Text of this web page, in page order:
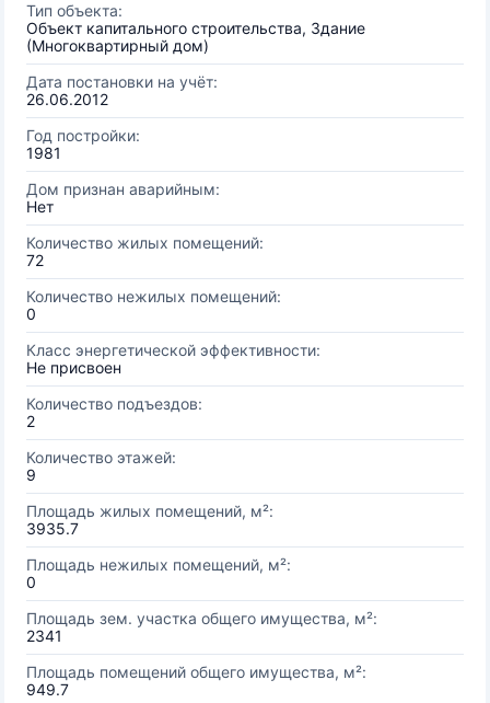
Тип объекта:
Объект капитального строительства, Здание
(Многоквартирный дом)
Дата постановки на учёт:
26.06.2012
Год постройки:
1981
Дом признан аварийным:
Нет
Количество жилых помещений:
72
Количество нежилых помещений:
0
Класс энергетической эффективности:
Не присвоен
Количество подъездов:
2
Количество этажей:
9
Площадь жилых помещений, м²:
3935.7
Площадь нежилых помещений, м²:
0
Площадь зем. участка общего имущества, м²:
2341
Площадь помещений общего имущества, м²:
949.7